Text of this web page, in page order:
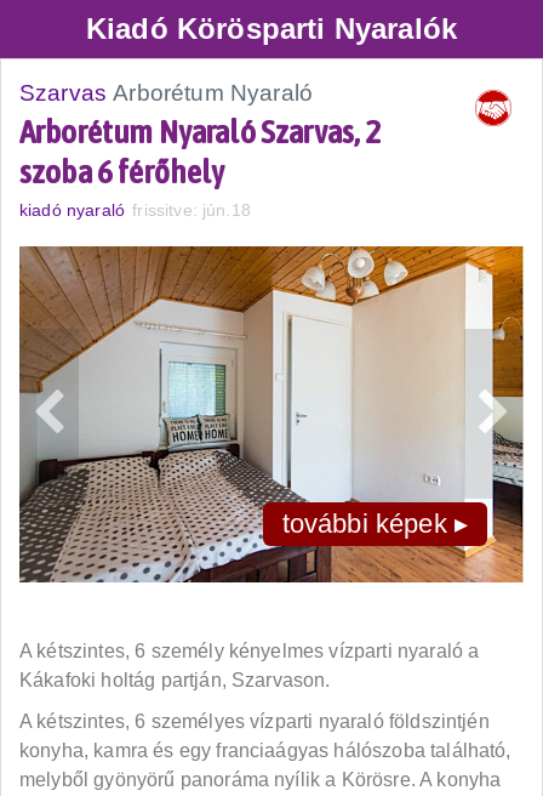
Kiadó Körösparti Nyaralók
Szarvas Arborétum Nyaraló
Arborétum Nyaraló Szarvas, 2
szoba 6 férőhely
kiadó nyaraló frissitve: jún.18
további képek ▸
A kétszintes, 6 személy kényelmes vízparti nyaraló a
Kákafoki holtág partján, Szarvason.
A kétszintes, 6 személyes vízparti nyaraló földszintjén
konyha, kamra és egy franciaágyas hálószoba található,
melyből gyönyörű panoráma nyílik a Körösre. A konyha